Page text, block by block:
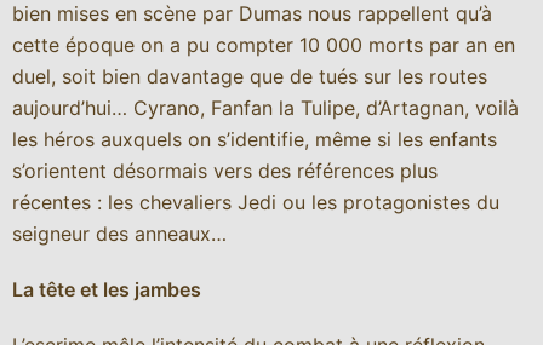
bien mises en scène par Dumas nous rappellent qu’à
cette époque on a pu compter 10 000 morts par an en
duel, soit bien davantage que de tués sur les routes
aujourd’hui… Cyrano, Fanfan la Tulipe, d’Artagnan, voilà
les héros auxquels on s’identifie, même si les enfants
s’orientent désormais vers des références plus
récentes : les chevaliers Jedi ou les protagonistes du
seigneur des anneaux…
La tête et les jambes